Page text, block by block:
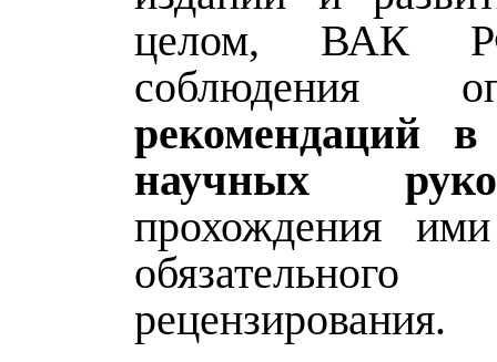
целом, ВАК
соблюдения
рекомендаций в
научных
прохождения
рецензирования.